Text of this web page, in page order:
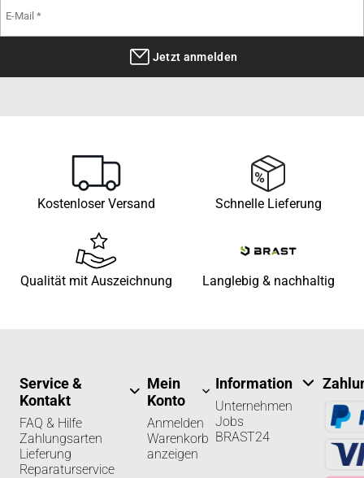
Jetzt anmelden
Kostenloser Versand Schnelle Lieferung
Qualität mit Auszeichnung Langlebig & nachhaltig
Service &
Kontakt
FAQ & Hilfe
Zahlungsarten
Lieferung
Reparaturservice
Mein
Konto
Anmelden
Warenkorb
anzeigen
Information
Unternehmen
Jobs
BRAST24